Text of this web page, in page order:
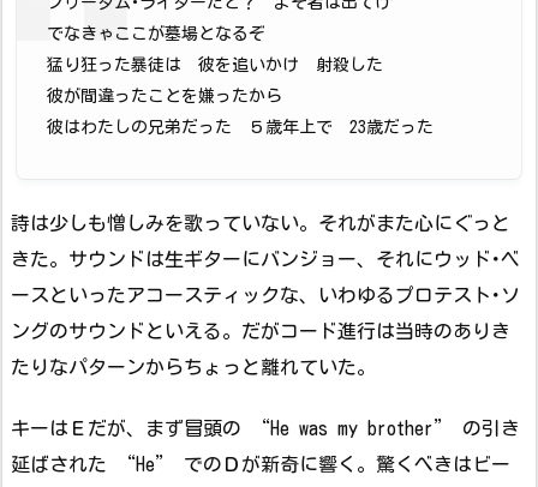
でなきゃここが墓場となるぞ
猛り狂った暴徒は 彼を追いかけ 射殺した
彼が間違ったことを嫌ったから
彼はわたしの兄弟だった ５歳年上で 23歳だった
詩は少しも憎しみを歌っていない。それがまた心にぐっと
きた。サウンドは生ギターにバンジョー、それにウッド･ベ
ースといったアコースティックな、いわゆるプロテスト･ソ
ングのサウンドといえる。だがコード進行は当時のありき
たりなパターンからちょっと離れていた。
キーはＥだが、まず冒頭の “He was my brother” の引き
延ばされた “He” でのＤが新奇に響く。驚くべきはビー